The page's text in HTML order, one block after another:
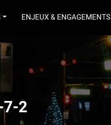
ENJEUX & ENGAGEMENTS
7-2